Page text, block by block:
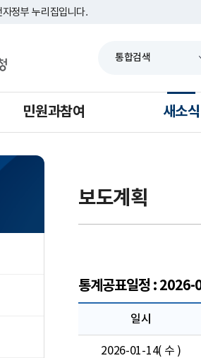
정부 누리집입니다.
민원과참여 새소식
보도계획
통계공표일정 :
일시
2026-01-14( 수 )